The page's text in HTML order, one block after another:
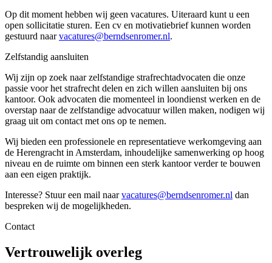
Op dit moment hebben wij geen vacatures. Uiteraard kunt u een
open sollicitatie sturen. Een cv en motivatiebrief kunnen worden
gestuurd naar vacatures@berndsenromer.nl.
Zelfstandig aansluiten
Wij zijn op zoek naar zelfstandige strafrechtadvocaten die onze
passie voor het strafrecht delen en zich willen aansluiten bij ons
kantoor. Ook advocaten die momenteel in loondienst werken en de
overstap naar de zelfstandige advocatuur willen maken, nodigen wij
graag uit om contact met ons op te nemen.
Wij bieden een professionele en representatieve werkomgeving aan
de Herengracht in Amsterdam, inhoudelijke samenwerking op hoog
niveau en de ruimte om binnen een sterk kantoor verder te bouwen
aan een eigen praktijk.
Interesse? Stuur een mail naar vacatures@berndsenromer.nl dan
bespreken wij de mogelijkheden.
Contact
Vertrouwelijk overleg